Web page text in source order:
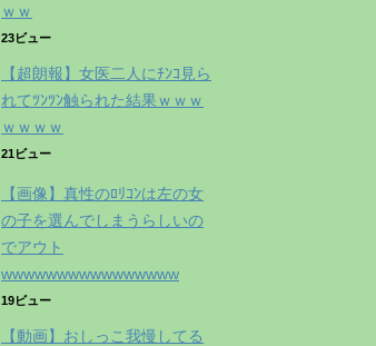
ｗｗ
23ビュー
【超朗報】女医二人にﾁﾝｺ見ら
れてﾂﾝﾂﾝ触られた結果ｗｗｗ
ｗｗｗｗ
21ビュー
【画像】真性のﾛﾘｺﾝは左の女
の子を選んでしまうらしいの
でアウト
wwwwwwwwwwwwwwww
19ビュー
【動画】おしっこ我慢してる